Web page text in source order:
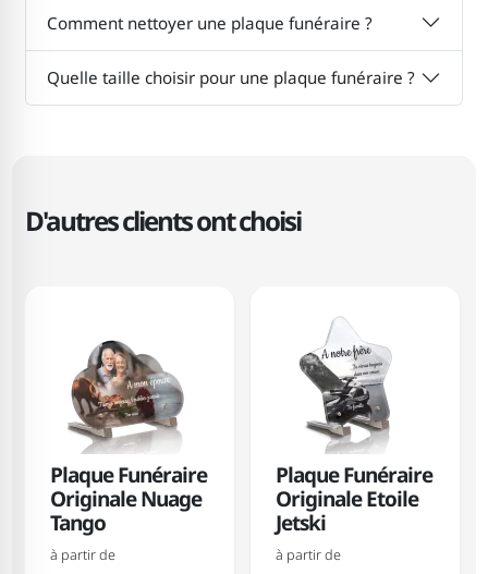
Comment nettoyer une plaque funéraire ?
Quelle taille choisir pour une plaque funéraire ?
D'autres clients ont choisi
Plaque Funéraire
Originale Nuage
Tango
à partir de
Plaque Funéraire
Originale Etoile
Jetski
à partir de